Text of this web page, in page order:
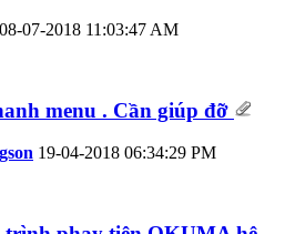
08-07-2018 11:03:47 AM
menu . Cần giúp đỡ
19-04-2018 06:34:29 PM